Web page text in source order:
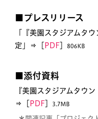
■プレスリリース
「『美園スタジアムタ
定」⇒［
PDF 806KB
■添付資料
『美園スタジアムタウ
⇒［
PDF 3.7MB